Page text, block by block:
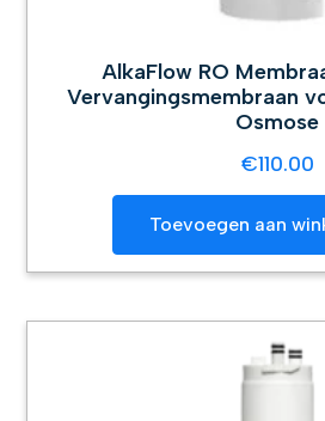
AlkaFlow RO
Vervangingsmembraan
Osmose
€110.00
Toevoegen aan